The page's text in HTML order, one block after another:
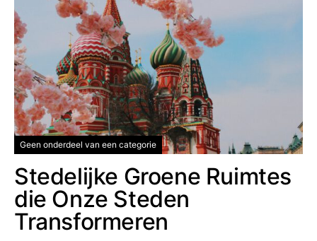
Geen onderdeel van een categorie
Stedelijke Groene Ruimtes
die Onze Steden
Transformeren